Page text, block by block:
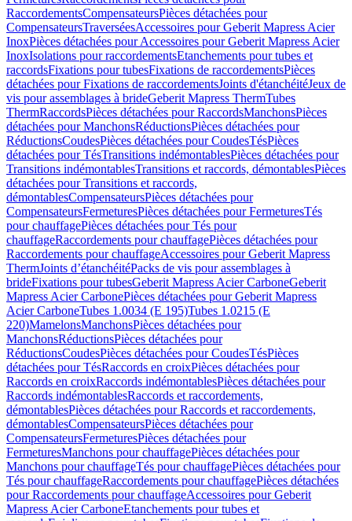
RaccordementsCompensateursPièces détachées pour
CompensateursTraverséesAccessoires pour Geberit Mapress Acier
InoxPièces détachées pour Accessoires pour Geberit Mapress Acier
InoxIsolations pour raccordementsEtanchements pour tubes et
raccordsFixations pour tubesFixations de raccordementsPièces
détachées pour Fixations de raccordementsJoints d'étanchéitéJeux de
vis pour assemblages à brideGeberit Mapress ThermTubes
ThermRaccordsPièces détachées pour RaccordsManchonsPièces
détachées pour ManchonsRéductionsPièces détachées pour
RéductionsCoudesPièces détachées pour CoudesTésPièces
détachées pour TésTransitions indémontablesPièces détachées pour
Transitions indémontablesTransitions et raccords, démontablesPièces
détachées pour Transitions et raccords,
démontablesCompensateursPièces détachées pour
CompensateursFermeturesPièces détachées pour FermeturesTés
pour chauffagePièces détachées pour Tés pour
chauffageRaccordements pour chauffagePièces détachées pour
Raccordements pour chauffageAccessoires pour Geberit Mapress
ThermJoints d’étanchéitéPacks de vis pour assemblages à
brideFixations pour tubesGeberit Mapress Acier CarboneGeberit
Mapress Acier CarbonePièces détachées pour Geberit Mapress
Acier CarboneTubes 1.0034 (E 195)Tubes 1.0215 (E
220)MamelonsManchonsPièces détachées pour
ManchonsRéductionsPièces détachées pour
RéductionsCoudesPièces détachées pour CoudesTésPièces
détachées pour TésRaccords en croixPièces détachées pour
Raccords en croixRaccords indémontablesPièces détachées pour
Raccords indémontablesRaccords et raccordements,
démontablesPièces détachées pour Raccords et raccordements,
démontablesCompensateursPièces détachées pour
CompensateursFermeturesPièces détachées pour
FermeturesManchons pour chauffagePièces détachées pour
Manchons pour chauffageTés pour chauffagePièces détachées pour
Tés pour chauffageRaccordements pour chauffagePièces détachées
pour Raccordements pour chauffageAccessoires pour Geberit
Mapress Acier CarboneEtanchements pour tubes et